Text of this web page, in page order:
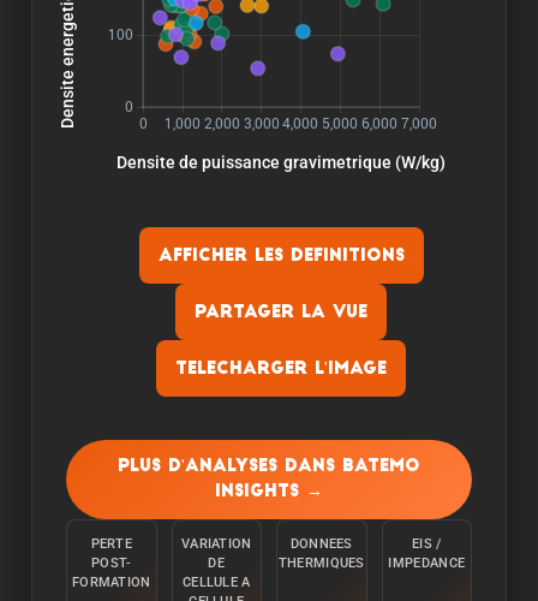
Afficher les definitions
Partager la vue
Telecharger l'image
La capacite est mesuree en dechargeant la
cellule a une temperature ambiante de 25°C a
partir de 100% avec un courant constant C/10
atteinte.
Plus d'analyses dans Batemo
Insights →
PERTE
POST-
FORMATION
VARIATION
DE
CELLULE A
DONNEES
THERMIQUES
EIS /
IMPEDANCE